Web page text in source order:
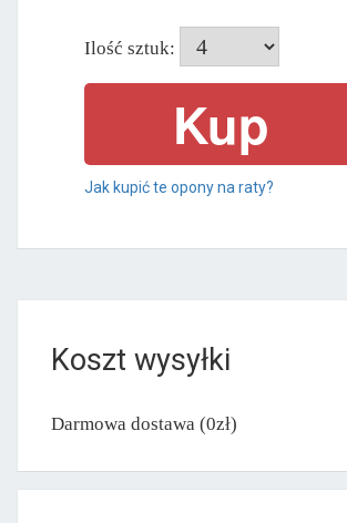
Ilość sztuk:
Jak kupić te opony na raty?
Koszt wysyłki
Darmowa dostawa (0zł)